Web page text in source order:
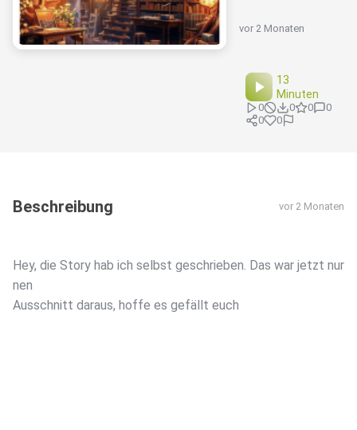
vor 2 Monaten
13
Minuten
0 0 0
0
0
0
Beschreibung vor 2 Monaten
Hey, die Story hab ich selbst geschrieben. Das war jetzt nur
nen
Ausschnitt daraus, hoffe es gefällt euch